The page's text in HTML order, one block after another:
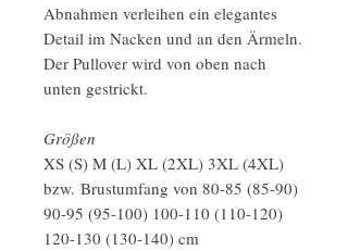
Abnahmen verleihen ein elegantes
Detail im Nacken und an den Ärmeln.
Der Pullover wird von oben nach
unten gestrickt.
Größen
XS (S) M (L) XL (2XL) 3XL (4XL)
bzw. Brustumfang von 80-85 (85-90)
90-95 (95-100) 100-110 (110-120)
120-130 (130-140) cm